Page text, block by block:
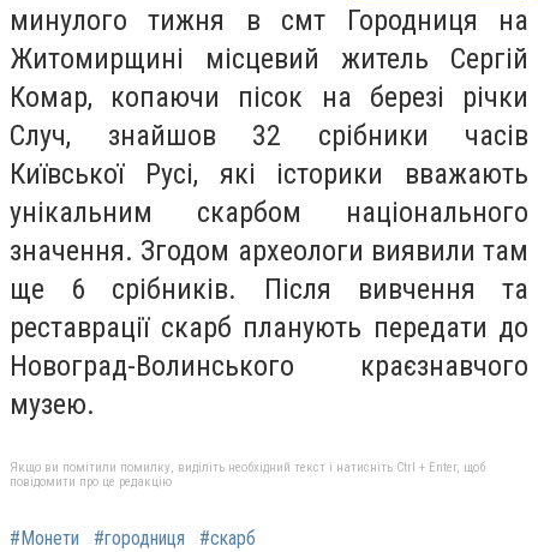
минулого тижня в смт Городниця на
Житомирщині місцевий житель Сергій
Комар, копаючи пісок на березі річки
Случ, знайшов 32 срібники часів
Київської Русі, які історики вважають
унікальним скарбом національного
значення. Згодом археологи виявили там
ще 6 срібників. Після вивчення та
реставрації скарб планують передати до
Новоград-Волинського краєзнавчого
музею.
Якщо ви помітили помилку, виділіть необхідний текст і натисніть Ctrl + Enter, щоб
повідомити про це редакцію
#Монети #городниця #скарб